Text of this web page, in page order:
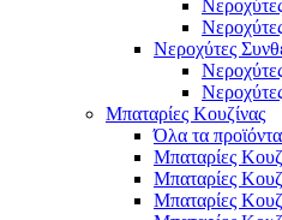
Νεροχύτες
Νεροχύτες
Μπαταρίες Κουζίνας
Όλα τα προϊόντα
Μπαταρίες
Μπαταρίες
Μπαταρίες